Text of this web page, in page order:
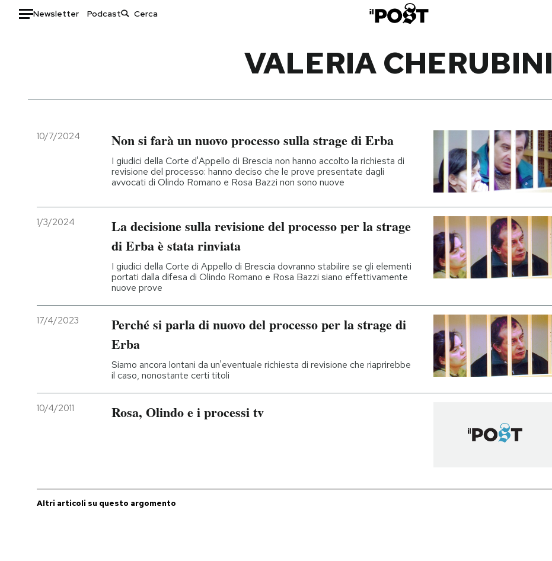
Newsletter Podcast
Italia
Politica
Economia
Moda
Ok Boomer!
Media
NEWSLETTER
I MIEI PREFERITI
SHOP
Entra
VALERIA CHERUBINI
10/7/2024 Non si farà un nuovo processo sulla strage di Erba
I giudici della Corte d'Appello di Brescia non hanno accolto la richiesta di
revisione del processo: hanno deciso che le prove presentate dagli
avvocati di Olindo Romano e Rosa Bazzi non sono nuove
1/3/2024
La decisione sulla revisione del processo per la strage
di Erba è stata rinviata
I giudici della Corte di Appello di Brescia dovranno stabilire se gli elementi
portati dalla difesa di Olindo Romano e Rosa Bazzi siano effettivamente
nuove prove
17/4/2023
Perché si parla di nuovo del processo per la strage di
Erba
Siamo ancora lontani da un'eventuale richiesta di revisione che riaprirebbe
il caso, nonostante certi titoli
10/4/2011 Rosa, Olindo e i processi tv
Altri articoli su questo argomento